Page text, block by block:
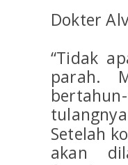
Dokter
“Tidak
parah.
Setelah
akan